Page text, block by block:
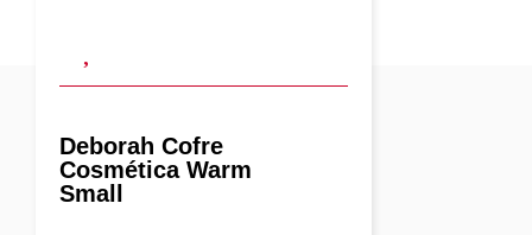
Deborah Cofre
Cosmética Warm
Small